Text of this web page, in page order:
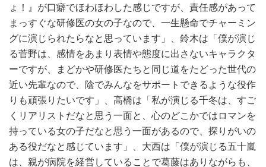
ょ！』が口癖でほわほわした感じですが、責任感があって
まっすぐな研修医の女の子なので、一生懸命でチャーミン
グに演じられたらなと思っています」、鈴木は「僕が演じ
る菅野は、感情をあまり表情や態度に出さないキャラクタ
ーですが、まどかや研修医たちと同じ道をたどった世代の
近い先輩なので、陰でみんなをサポートできるような役作
りも頑張りたいです」、高橋は「私が演じる千冬は、すご
くリアリストだなと思う一面と、心のどこかではロマンを
持っている女の子だなと思う一面があるので、探りがいの
ある役だなと感じています」、大西は「僕が演じる五十嵐
は、親が病院を経営していることで葛藤はありながらも、